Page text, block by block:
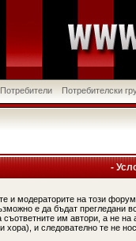
Потребители Потребителски
-
и модераторите на този
е да бъдат прегледани
съответните им автори, а не
хора), и следователно те не